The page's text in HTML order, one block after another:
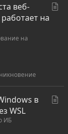
веб-
на
на
в
WSL
ИБ